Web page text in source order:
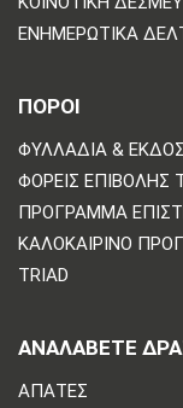
ΕΝΗΜΕΡΩΤΙΚΆ
ΠΟΡΟΙ
ΦΥΛΛΆΔΙΑ &
ΦΟΡΕΊΣ ΕΠΙΒΟΛΉΣ
ΠΡΌΓΡΑΜΜΑ
ΚΑΛΟΚΑΙΡΙΝΌ
TRIAD
ΑΝΑΛΆΒΕΤΕ
ΑΠΆΤΕΣ